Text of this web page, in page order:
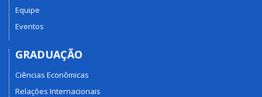
Equipe
Eventos
GRADUAÇÃO
Ciências Econômicas
Relações Internacionais